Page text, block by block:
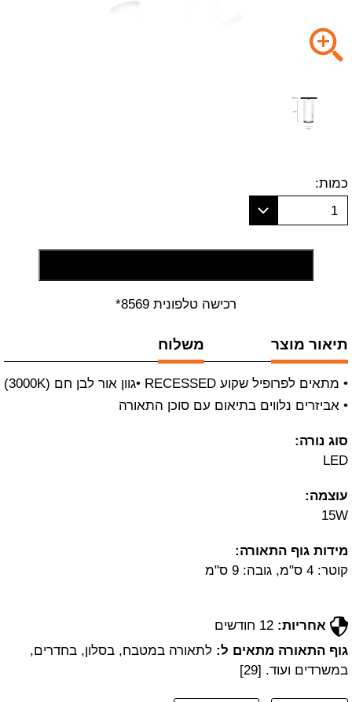
כמות:
1
רכישה טלפונית 8569*
תיאור מוצר משלוח
• מתאים לפרופיל שקוע RECESSED •גוון אור לבן חם (3000K)
• אביזרים נלווים בתיאום עם סוכן התאורה
סוג נורה:
LED
עוצמה:
15W
מידות גוף התאורה:
קוטר: 4 ס"מ, גובה: 9 ס"מ
אחריות:
גוף התאורה מתאים ל: לתאורה במטבח, בסלון, בחדרים,
במשרדים ועוד. [29]